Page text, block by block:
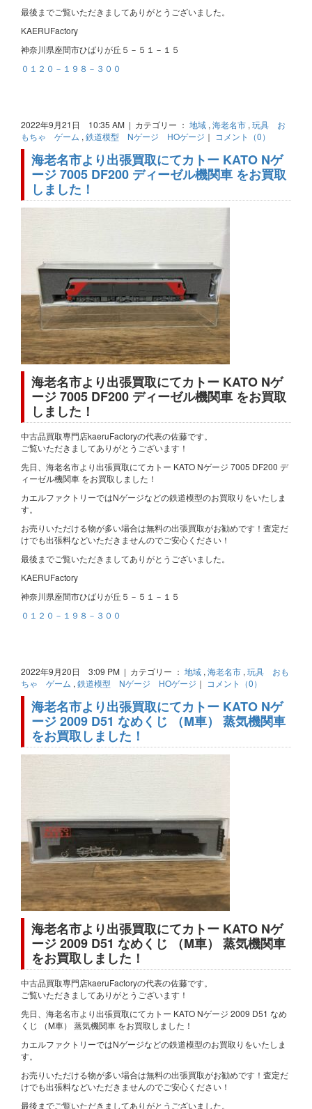
最後までご覧いただきましてありがとうございました。
KAERUFactory
神奈川県座間市ひばりが丘５－５１－１５
０１２０－１９８－３００
2022年9月21日 10:35 AM | カテゴリー ： 地域 , 海老名市 , 玩具 お
もちゃ ゲーム , 鉄道模型 Nゲージ HOゲージ ｜ コメント（0）
海老名市より出張買取にてカトー KATO Nゲ
ージ 7005 DF200 ディーゼル機関車 をお買取
しました！
海老名市より出張買取にてカトー KATO Nゲ
ージ 7005 DF200 ディーゼル機関車 をお買取
しました！
中古品買取専門店kaeruFactoryの代表の佐藤です。
ご覧いただきましてありがとうございます！
先日、海老名市より出張買取にてカトー KATO Nゲージ 7005 DF200 デ
ィーゼル機関車 をお買取しました！
カエルファクトリーではNゲージなどの鉄道模型のお買取りをいたしま
す。
お売りいただける物が多い場合は無料の出張買取がお勧めです！査定だ
けでも出張料などいただきませんのでご安心ください！
最後までご覧いただきましてありがとうございました。
KAERUFactory
神奈川県座間市ひばりが丘５－５１－１５
０１２０－１９８－３００
2022年9月20日 3:09 PM | カテゴリー ： 地域 , 海老名市 , 玩具 おも
ちゃ ゲーム , 鉄道模型 Nゲージ HOゲージ ｜ コメント（0）
海老名市より出張買取にてカトー KATO Nゲ
ージ 2009 D51 なめくじ （M車） 蒸気機関車
をお買取しました！
海老名市より出張買取にてカトー KATO Nゲ
ージ 2009 D51 なめくじ （M車） 蒸気機関車
をお買取しました！
中古品買取専門店kaeruFactoryの代表の佐藤です。
ご覧いただきましてありがとうございます！
先日、海老名市より出張買取にてカトー KATO Nゲージ 2009 D51 なめ
くじ （M車） 蒸気機関車 をお買取しました！
カエルファクトリーではNゲージなどの鉄道模型のお買取りをいたしま
す。
お売りいただける物が多い場合は無料の出張買取がお勧めです！査定だ
けでも出張料などいただきませんのでご安心ください！
最後までご覧いただきましてありがとうございました。